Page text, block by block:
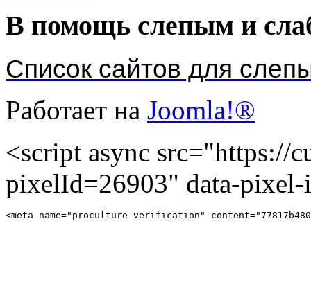
В помощь слепым и
Список сайтов для
Работает на Joomla!®
<script async src="https://
pixelId=26903" data-
<meta name="proculture-verification"